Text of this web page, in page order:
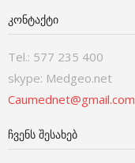
ᲙᲝᲜᲢᲐᲥᲢᲘ
Tel.: 577 235 400
skype: Medgeo.net
Caumednet@gmail.com
ᲩᲕᲔᲜᲡ ᲨᲔᲡᲐᲮᲔᲑ